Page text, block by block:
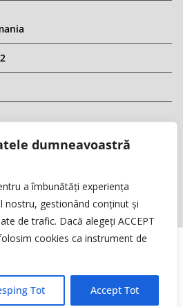
dumneavoastră
a îmbunătăți experiența
nostru, gestionând conținut și
de trafic. Dacă alegeți ACCEPT
cookies ca instrument de
Tot Accept Tot